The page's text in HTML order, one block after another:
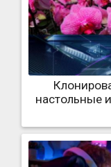
настольные